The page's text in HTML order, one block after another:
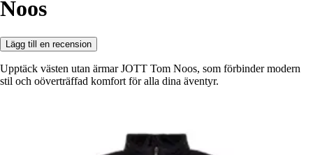
Noos
Lägg till en recension
Upptäck västen utan ärmar JOTT Tom Noos, som förbinder modern
stil och oöverträffad komfort för alla dina äventyr.